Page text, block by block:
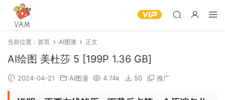
当前位置： 首页 AI图漫 正文
AI绘图 美杜莎 5 [199P 1.36 GB]
2024-04-21 AI图漫 4.74k 50 推广